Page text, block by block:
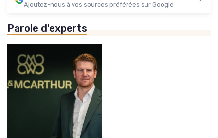
Ajoutez-nous à vos sources préférées sur Google
Parole d'experts